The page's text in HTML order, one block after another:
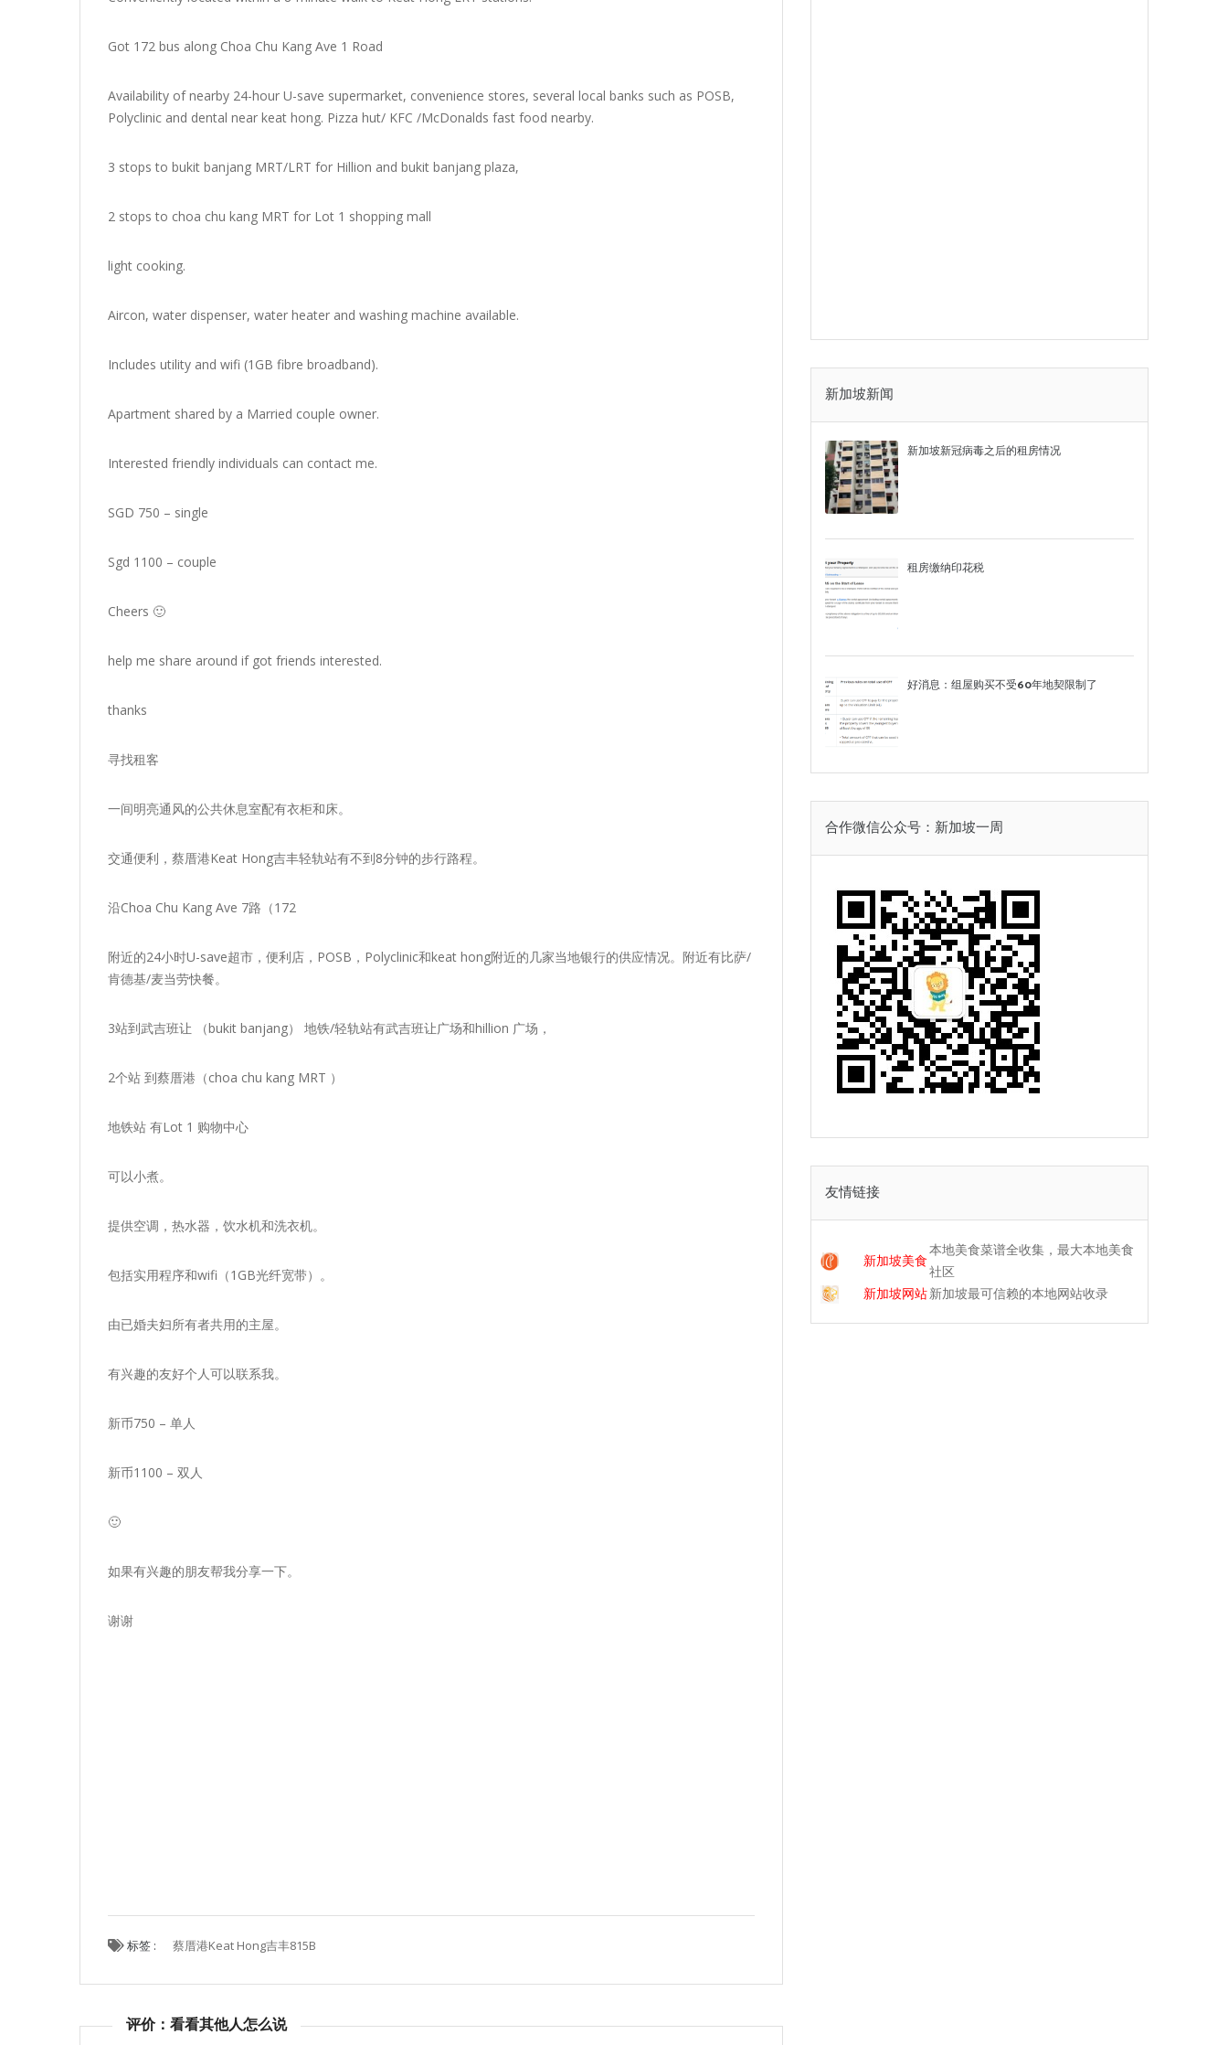
Got 172 bus along Choa Chu Kang Ave 1 Road
Availability of nearby 24-hour U-save supermarket, convenience stores, several local banks such as POSB,
Polyclinic and dental near keat hong. Pizza hut/ KFC /McDonalds fast food nearby.
3 stops to bukit banjang MRT/LRT for Hillion and bukit banjang plaza,
2 stops to choa chu kang MRT for Lot 1 shopping mall
light cooking.
Aircon, water dispenser, water heater and washing machine available.
Includes utility and wifi (1GB fibre broadband).
Apartment shared by a Married couple owner.
Interested friendly individuals can contact me.
SGD 750 – single
Sgd 1100 – couple
Cheers 🙂
help me share around if got friends interested.
thanks
寻找租客
一间明亮通风的公共休息室配有衣柜和床。
交通便利，蔡厝港Keat Hong吉丰轻轨站有不到8分钟的步行路程。
沿Choa Chu Kang Ave 7路（172
附近的24小时U-save超市，便利店，POSB，Polyclinic和keat hong附近的几家当地银行的供应情况。附近有比萨/
肯德基/麦当劳快餐。
3站到武吉班让 （bukit banjang） 地铁/轻轨站有武吉班让广场和hillion 广场，
2个站 到蔡厝港（choa chu kang MRT ）
地铁站 有Lot 1 购物中心
可以小煮。
提供空调，热水器，饮水机和洗衣机。
包括实用程序和wifi（1GB光纤宽带）。
由已婚夫妇所有者共用的主屋。
有兴趣的友好个人可以联系我。
新币750 – 单人
新币1100 – 双人
🙂
如果有兴趣的朋友帮我分享一下。
谢谢
标签 : 蔡厝港Keat Hong吉丰815B
评价：看看其他人怎么说
新加坡新闻
新加坡新冠病毒之后的租房情况
租房缴纳印花税
好消息：组屋购买不受60年地契限制了
合作微信公众号：新加坡一周
友情链接
新加坡美食
本地美食菜谱全收集，最大本地美食
社区
新加坡网站新加坡最可信赖的本地网站收录